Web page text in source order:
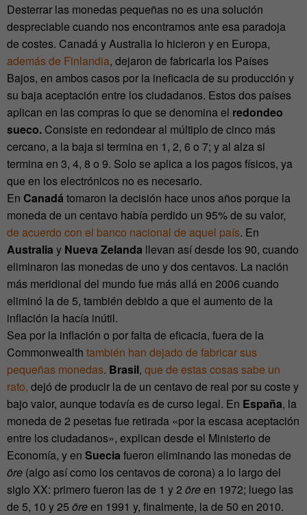
Desterrar las monedas pequeñas no es una solución
despreciable cuando nos encontramos ante esa paradoja
de costes. Canadá y Australia lo hicieron y en Europa,
además de Finlandia, dejaron de fabricarla los Países
Bajos, en ambos casos por la ineficacia de su producción y
su baja aceptación entre los ciudadanos. Estos dos países
aplican en las compras lo que se denomina el redondeo
sueco. Consiste en redondear al múltiplo de cinco más
cercano, a la baja si termina en 1, 2, 6 o 7; y al alza si
termina en 3, 4, 8 o 9. Solo se aplica a los pagos físicos, ya
que en los electrónicos no es necesario.
En Canadá tomaron la decisión hace unos años porque la
moneda de un centavo había perdido un 95% de su valor,
de acuerdo con el banco nacional de aquel país. En
Australia y Nueva Zelanda llevan así desde los 90, cuando
eliminaron las monedas de uno y dos centavos. La nación
más meridional del mundo fue más allá en 2006 cuando
eliminó la de 5, también debido a que el aumento de la
inflación la hacía inútil.
Sea por la inflación o por falta de eficacia, fuera de la
Commonwealth también han dejado de fabricar sus
pequeñas monedas. Brasil, que de estas cosas sabe un
rato, dejó de producir la de un centavo de real por su coste y
bajo valor, aunque todavía es de curso legal. En España, la
moneda de 2 pesetas fue retirada «por la escasa aceptación
entre los ciudadanos», explican desde el Ministerio de
Economía, y en Suecia fueron eliminando las monedas de
öre (algo así como los centavos de corona) a lo largo del
siglo XX: primero fueron las de 1 y 2 öreen 1972; luego las
de 5, 10 y 25 öreen 1991 y, finalmente, la de 50 en 2010.